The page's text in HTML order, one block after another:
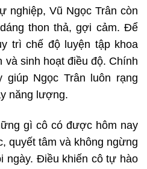
nghiệp, Vũ Ngọc Trân còn
thon thả, gợi cảm. Để
trì chế độ luyện tập khoa
và sinh hoạt điều độ. Chính
giúp Ngọc Trân luôn rạng
năng lượng.
gì cô có được hôm nay
quyết tâm và không ngừng
ngày. Điều khiến cô tự hào